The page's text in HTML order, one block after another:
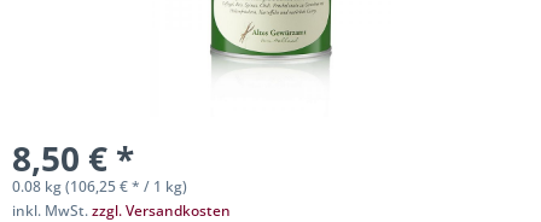
8,50 € *
0.08 kg (106,25 € * / 1 kg)
inkl. MwSt.zzgl. Versandkosten